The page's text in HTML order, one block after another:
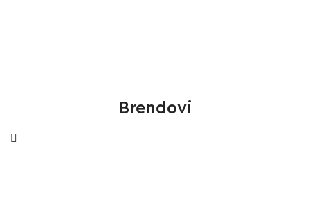
Brendovi